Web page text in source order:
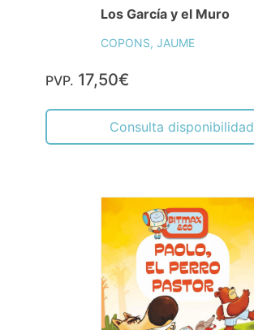
Los García y el Muro
COPONS, JAUME
PVP. 17,50€
Consulta disponibilidad